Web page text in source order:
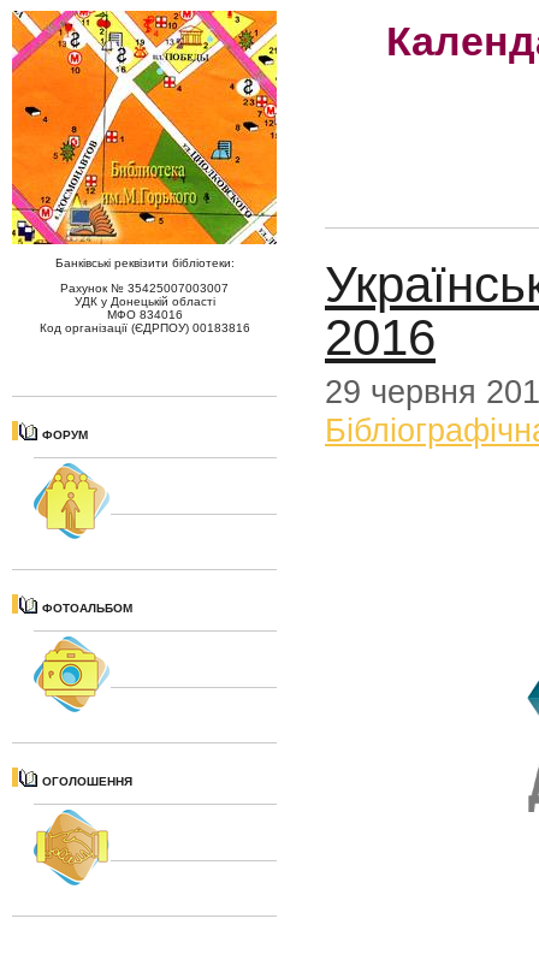
Банківські реквізити бібліотеки:
Рахунок № 35425007003007
УДК у Донецькій області
МФО 834016
Код організації (ЄДРПОУ) 00183816
ФОРУМ
ФОТОАЛЬБОМ
ОГОЛОШЕННЯ
2016
29 червня